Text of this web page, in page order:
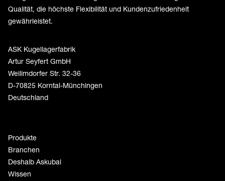
Qualität, die höchste Flexibilität und Kundenzufriedenheit
gewährleistet.
ASK Kugellagerfabrik
Artur Seyfert GmbH
Weilimdorfer Str. 32-36
D-70825 Korntal-Münchingen
Deutschland
Produkte
Branchen
Deshalb Askubal
Wissen